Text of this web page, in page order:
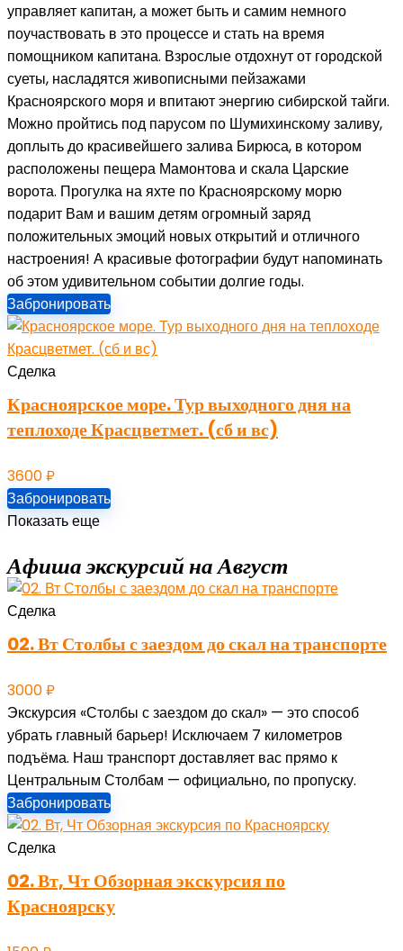
управляет капитан, а может быть и самим немного
поучаствовать в это процессе и стать на время
помощником капитана. Взрослые отдохнут от городской
суеты, насладятся живописными пейзажами
Красноярского моря и впитают энергию сибирской тайги.
Можно пройтись под парусом по Шумихинскому заливу,
доплыть до красивейшего залива Бирюса, в котором
расположены пещера Мамонтова и скала Царские
ворота. Прогулка на яхте по Красноярскому морю
подарит Вам и вашим детям огромный заряд
положительных эмоций новых открытий и отличного
настроения! А красивые фотографии будут напоминать
об этом удивительном событии долгие годы.
Забронировать
Сделка
Красноярское море. Тур выходного дня на
теплоходе Красцветмет. (сб и вс)
3600₽
Забронировать
Показать еще
Афиша экскурсий на Август
Сделка
02. Вт Столбы с заездом до скал на транспорте
3000₽
Экскурсия «Столбы с заездом до скал» — это способ
убрать главный барьер! Исключаем 7 километров
подъёма. Наш транспорт доставляет вас прямо к
Центральным Столбам — официально, по пропуску.
Забронировать
Сделка
02. Вт, Чт Обзорная экскурсия по
Красноярску